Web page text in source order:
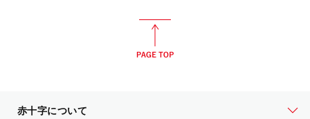
赤十字について